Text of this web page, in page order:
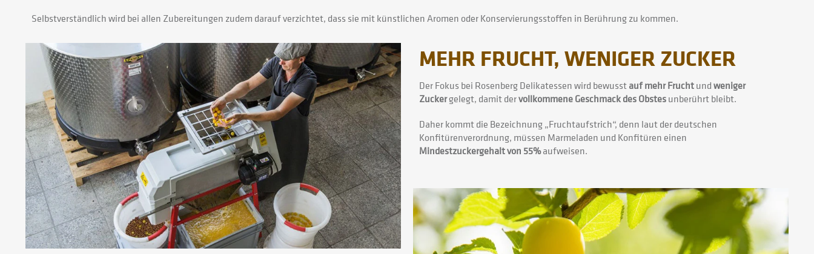
Selbstverständlich wird bei allen Zubereitungen zudem darauf verzichtet, dass sie mit künstlichen Aromen oder Konservierungsstoffen in Berührung zu kommen.
MEHR FRUCHT, WENIGER ZUCKER
Der Fokus bei Rosenberg Delikatessen wird bewusstauf mehr Fruchtundweniger
Zuckergelegt, damit dervollkommene Geschmack des Obstesunberührt bleibt.
Daher kommt die Bezeichnung „Fruchtaufstrich“, denn laut der deutschen
Konfitürenverordnung, müssen Marmeladen und Konfitüren einen
Mindestzuckergehalt von 55%aufweisen.